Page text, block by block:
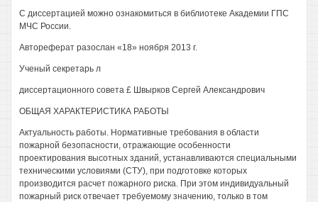
С диссертацией можно ознакомиться в библиотеке Академии ГПС
МЧС России.
Автореферат разослан «18» ноября 2013 г.
Ученый секретарь л
диссертационного совета £ Швырков Сергей Александрович
ОБЩАЯ ХАРАКТЕРИСТИКА РАБОТЫ
Актуальность работы. Нормативные требования в области
пожарной безопасности, отражающие особенности
проектирования высотных зданий, устанавливаются специальными
техническими условиями (СТУ), при подготовке которых
производится расчет пожарного риска. При этом индивидуальный
пожарный риск отвечает требуемому значению, только в том